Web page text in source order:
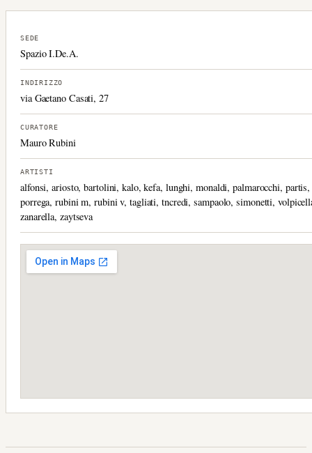
SEDE
Spazio I.De.A.
INDIRIZZO
via Gaetano Casati, 27
CURATORE
Mauro Rubini
ARTISTI
alfonsi, ariosto, bartolini, kalo, kefa, lunghi, monaldi, palmarocchi,
porrega, rubini m, rubini v, tagliati, tncredi, sampaolo, simonetti,
zanarella, zaytseva